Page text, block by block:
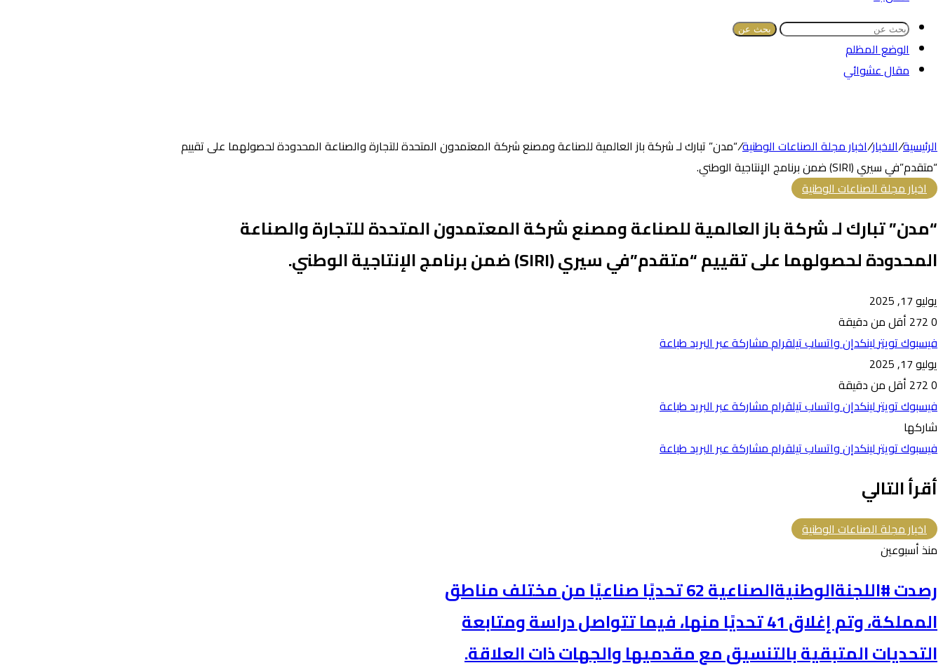
بحث عن
الوضع المظلم
مقال عشوائي
الرئيسية/الاخبار/اخبار مجلة الصناعات الوطنية/“مدن” تبارك لـ شركة باز العالمية للصناعة ومصنع شركة المعتمدون المتحدة للتجارة والصناعة المحدودة لحصولهما على تقييم
“متقدم”في سيري (SIRI) ضمن برنامج الإنتاجية الوطني.
اخبار مجلة الصناعات الوطنية
“مدن” تبارك لـ شركة باز العالمية للصناعة ومصنع شركة المعتمدون المتحدة للتجارة والصناعة
المحدودة لحصولهما على تقييم “متقدم”في سيري (SIRI) ضمن برنامج الإنتاجية الوطني.
يوليو 17, 2025
0
أقل من دقيقة
فيسبوكتويترلينكدإنواتسابتيلقراممشاركة عبر البريدطباعة
يوليو 17, 2025
0
أقل من دقيقة
فيسبوكتويترلينكدإنواتسابتيلقراممشاركة عبر البريدطباعة
شاركها
فيسبوكتويترلينكدإنواتسابتيلقراممشاركة عبر البريدطباعة
أقرأ التالي
اخبار مجلة الصناعات الوطنية
منذ أسبوعين
رصدت #اللجنةالوطنيةالصناعية 62 تحديًا صناعيًا من مختلف مناطق
المملكة، وتم إغلاق 41 تحديًا منها، فيما تتواصل دراسة ومتابعة
التحديات المتبقية بالتنسيق مع مقدميها والجهات ذات العلاقة.